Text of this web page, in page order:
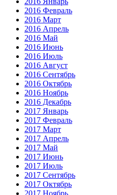
2016 Февраль
2016 Март
2016 Апрель
2016 Май
2016 Июнь
2016 Июль
2016 Август
2016 Сентябрь
2016 Октябрь
2016 Ноябрь
2016 Декабрь
2017 Январь
2017 Февраль
2017 Март
2017 Апрель
2017 Май
2017 Июнь
2017 Июль
2017 Сентябрь
2017 Октябрь
2017 Ноябрь